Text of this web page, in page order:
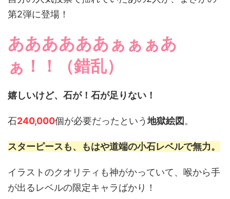
第2弾に登場！
ああああああぁぁぁあ
ぁ！！（錯乱）
嬉しいけど、石が！石が足りない！
石240,000個が必要だったという地獄絵図。
スターピースも、もはや道端の小石レベルで無力。
イラストのクオリティも神がかっていて、喉から手
が出るレベルの限定キャラばかり！